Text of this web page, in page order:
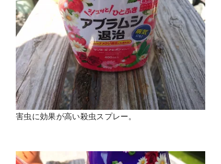
害虫に効果が高い殺虫スプレー。